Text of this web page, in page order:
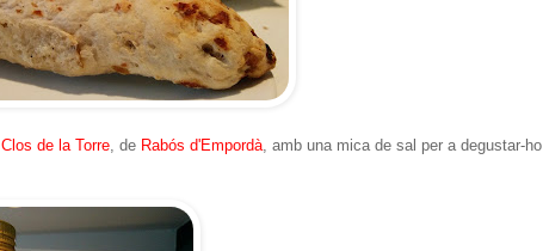
Clos de la Torre, de Rabós d'Empordà, amb una mica de sal per a degustar-ho